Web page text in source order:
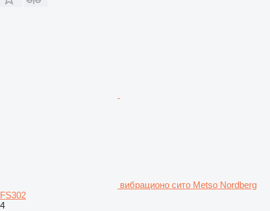
вибрационо сито Metso Nordberg
FS302
4